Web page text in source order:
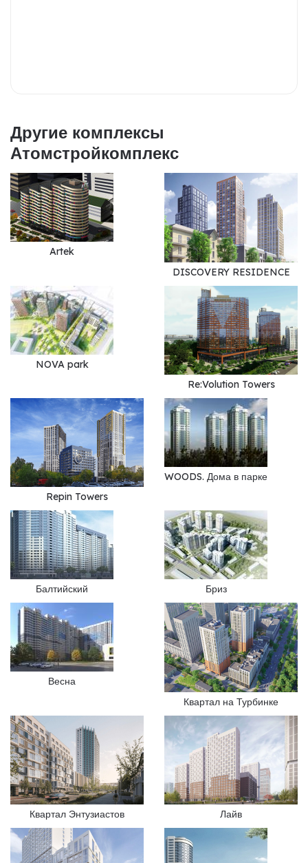
Другие комплексы
Атомстройкомплекс
Artek
DISCOVERY RESIDENCE
NOVA park
Re:Volution Towers
Repin Towers
WOODS. Дома в парке
Балтийский Бриз
Весна
Квартал на Турбинке
Квартал Энтузиастов Лайв